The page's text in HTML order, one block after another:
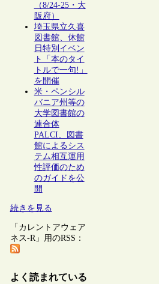
（8/24-25・大
阪府）
埼玉県立久喜
図書館、休館
日特別イベン
ト「本のタイ
トルで一句!」
を開催
米・ペンシル
バニア州等の
大学図書館の
連合体
PALCI、図書
館によるシス
テム相互運用
性評価のため
のガイドを公
開
続きを見る
「カレントアウェア
ネス-R」用のRSS：
よく読まれている